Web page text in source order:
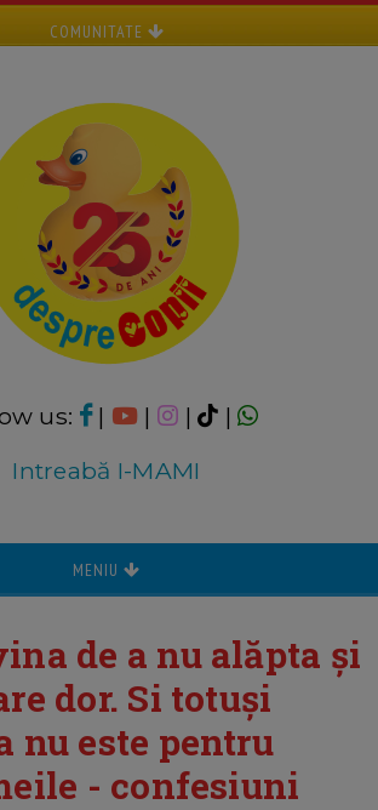
COMUNITATE
us: | | |
|
Intreabă I-MAMI
MENIU
de a nu alăpta și
dor. Si totuși
nu este pentru
- confesiuni